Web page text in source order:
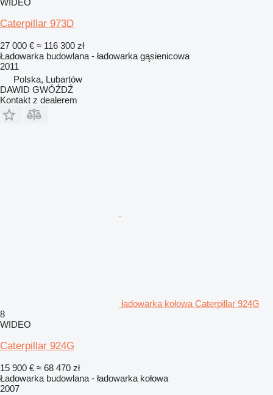
WIDEO
Caterpillar 973D
27 000 € ≈ 116 300 zł
Ładowarka budowlana - ładowarka gąsienicowa
2011
Polska, Lubartów
DAWID GWÓŹDŹ
Kontakt z dealerem
ładowarka kołowa Caterpillar 924G
8
WIDEO
Caterpillar 924G
15 900 € ≈ 68 470 zł
Ładowarka budowlana - ładowarka kołowa
2007